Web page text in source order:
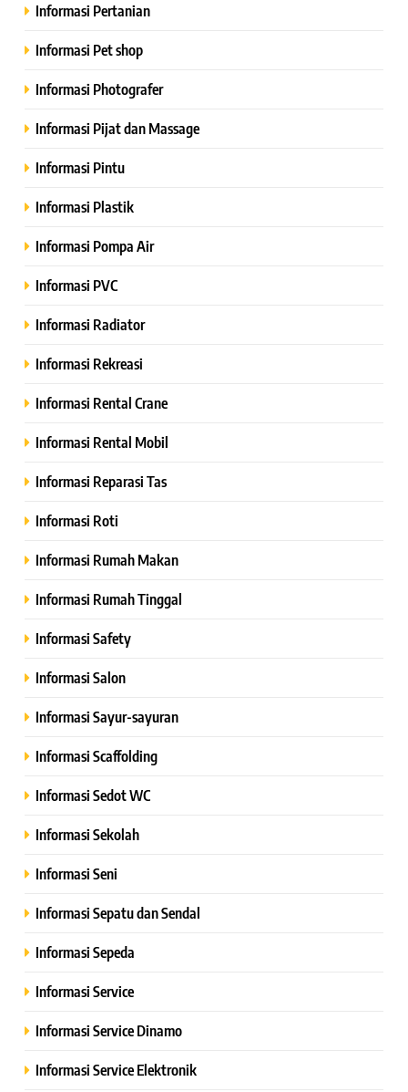
Informasi Pertanian
Informasi Pet shop
Informasi Photografer
Informasi Pijat dan Massage
Informasi Pintu
Informasi Plastik
Informasi Pompa Air
Informasi PVC
Informasi Radiator
Informasi Rekreasi
Informasi Rental Crane
Informasi Rental Mobil
Informasi Reparasi Tas
Informasi Roti
Informasi Rumah Makan
Informasi Rumah Tinggal
Informasi Safety
Informasi Salon
Informasi Sayur-sayuran
Informasi Scaffolding
Informasi Sedot WC
Informasi Sekolah
Informasi Seni
Informasi Sepatu dan Sendal
Informasi Sepeda
Informasi Service
Informasi Service Dinamo
Informasi Service Elektronik